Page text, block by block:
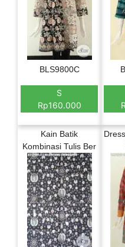
BLS9800C
S
Rp160.000
Kain Batik
Kombinasi Tulis Ber